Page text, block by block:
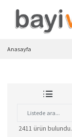
Anasayfa
2411 ürün bulundu.